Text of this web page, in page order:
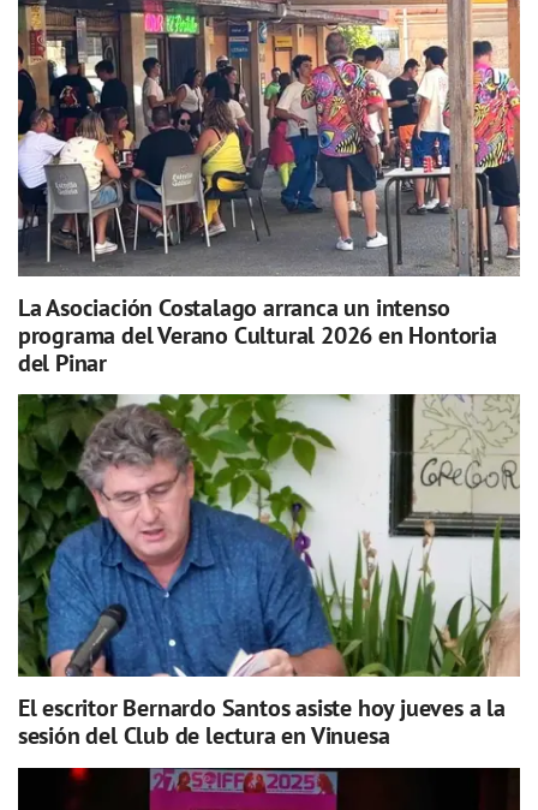
La Asociación Costalago arranca un intenso
programa del Verano Cultural 2026 en Hontoria
del Pinar
El escritor Bernardo Santos asiste hoy jueves a la
sesión del Club de lectura en Vinuesa